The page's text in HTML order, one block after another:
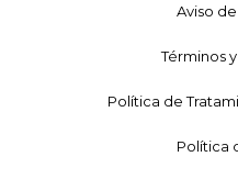
Aviso
Términos
Política de
Política